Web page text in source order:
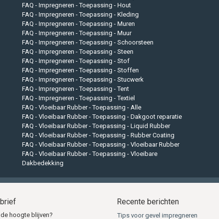
verzenden wij ook vandaag. Want alle impregneerproducten die
verzenden wij dezelfde dag nog. De meeste bestellingen
Betrouwbaar en snel, daar kunt u van op aan bij de
met echte mensen. Dus heeft u een vraag over een
zelf voordelig impregneren?
tot 17:00 uur.
FAQ - Impregneren - Toepassing - Hout
FAQ - Impregneren - Toepassing - Kleding
FAQ - Impregneren - Toepassing - Muren
FAQ - Impregneren - Toepassing - Muur
FAQ - Impregneren - Toepassing - Schoorsteen
FAQ - Impregneren - Toepassing - Steen
FAQ - Impregneren - Toepassing - Stof
FAQ - Impregneren - Toepassing - Stoffen
FAQ - Impregneren - Toepassing - Stucwerk
FAQ - Impregneren - Toepassing - Tent
FAQ - Impregneren - Toepassing - Textiel
FAQ - Vloeibaar Rubber - Toepassing - Alle
FAQ - Vloeibaar Rubber - Toepassing - Dakgoot reparatie
FAQ - Vloeibaar Rubber - Toepassing - Liquid Rubber
FAQ - Vloeibaar Rubber - Toepassing - Rubber Coating
FAQ - Vloeibaar Rubber - Toepassing - Vloeibaar Rubber
FAQ - Vloeibaar Rubber - Toepassing - Vloeibare
Dakbedekking
hoogte blijven?
Recente berichten
Tips voor gevel impregneren